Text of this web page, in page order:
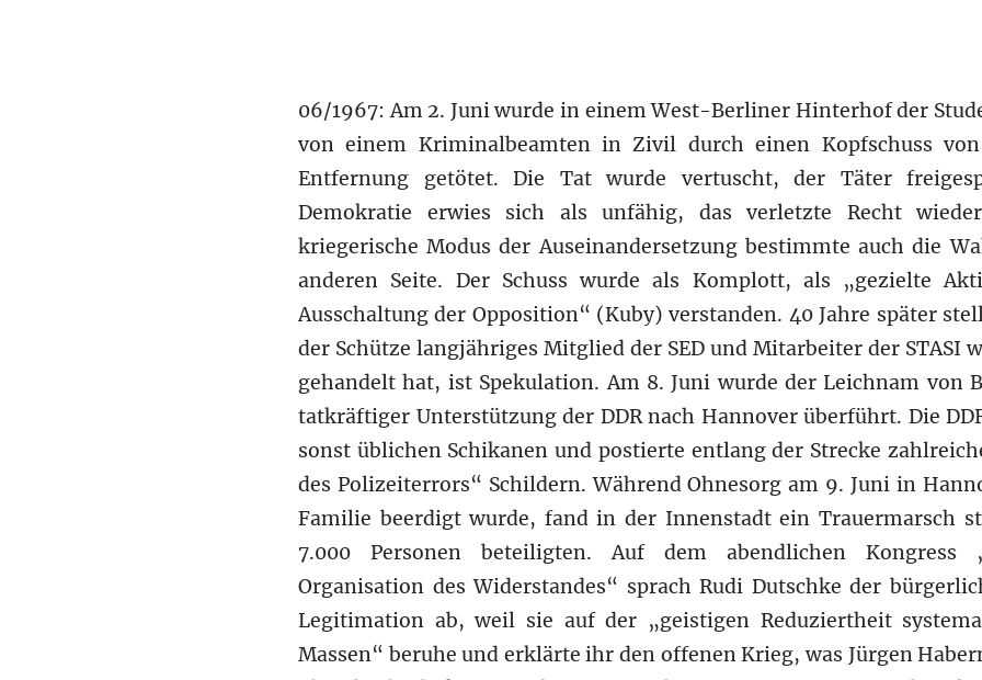
06/1967: Am 2. Juni wurde in einem West-Berliner Hinterhof der
von einem Kriminalbeamten in Zivil durch einen Kopfschuss
Entfernung getötet. Die Tat wurde vertuscht, der Täter
Demokratie erwies sich als unfähig, das verletzte Recht
kriegerische Modus der Auseinandersetzung bestimmte auch die
anderen Seite. Der Schuss wurde als Komplott, als „gezielte
Ausschaltung der Opposition“ (Kuby) verstanden. 40 Jahre später
der Schütze langjähriges Mitglied der SED und Mitarbeiter der STASI
gehandelt hat, ist Spekulation. Am 8. Juni wurde der Leichnam von
tatkräftiger Unterstützung der DDR nach Hannover überführt. Die
sonst üblichen Schikanen und postierte entlang der Strecke
des Polizeiterrors“ Schildern. Während Ohnesorg am 9. Juni in
Familie beerdigt wurde, fand in der Innenstadt ein Trauermarsch
7.000 Personen beteiligten. Auf dem abendlichen Kongress
Organisation des Widerstandes“ sprach Rudi Dutschke der
Legitimation ab, weil sie auf der „geistigen Reduziertheit
Massen“ beruhe und erklärte ihr den offenen Krieg, was Jürgen